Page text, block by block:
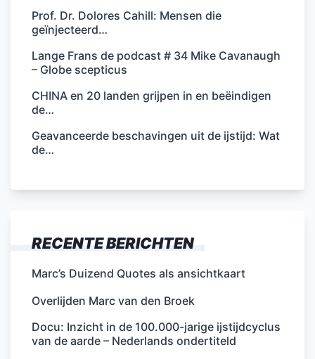
Prof. Dr. Dolores Cahill: Mensen die
geïnjecteerd…
Lange Frans de podcast # 34 Mike Cavanaugh
– Globe scepticus
CHINA en 20 landen grijpen in en beëindigen
de…
Geavanceerde beschavingen uit de ijstijd: Wat
de…
RECENTE BERICHTEN
Marc’s Duizend Quotes als ansichtkaart
Overlijden Marc van den Broek
Docu: Inzicht in de 100.000-jarige ijstijdcyclus
van de aarde – Nederlands ondertiteld